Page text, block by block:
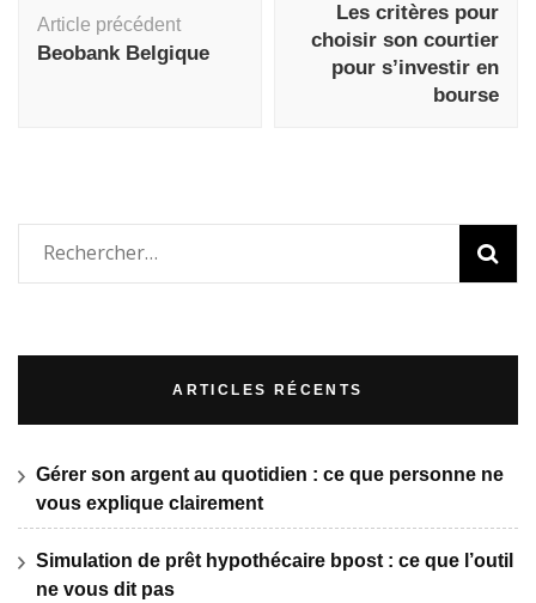
Article précédent
Beobank Belgique
Les critères pour
choisir son courtier
pour s’investir en
bourse
Rechercher :
ARTICLES RÉCENTS
Gérer son argent au quotidien : ce que personne ne
vous explique clairement
Simulation de prêt hypothécaire bpost : ce que l’outil
ne vous dit pas